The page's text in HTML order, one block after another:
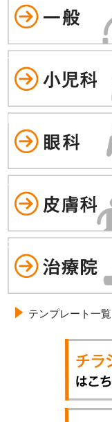
小児科
治療院
テンプレート一覧